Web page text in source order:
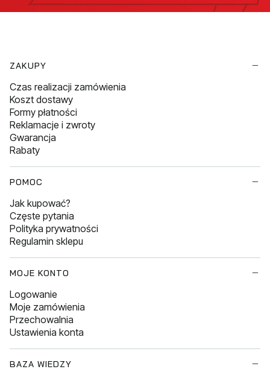
ZAKUPY
Czas realizacji zamówienia
Koszt dostawy
Formy płatności
Reklamacje i zwroty
Gwarancja
Rabaty
POMOC
Jak kupować?
Częste pytania
Polityka prywatności
Regulamin sklepu
MOJE KONTO
Logowanie
Moje zamówienia
Przechowalnia
Ustawienia konta
BAZA WIEDZY